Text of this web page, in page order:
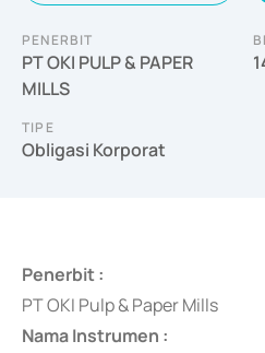
PENERBIT
PT OKI PULP & PAPER
MILLS
TIPE
Obligasi Korporat
Penerbit :
PT OKI Pulp & Paper Mills
Nama Instrumen :